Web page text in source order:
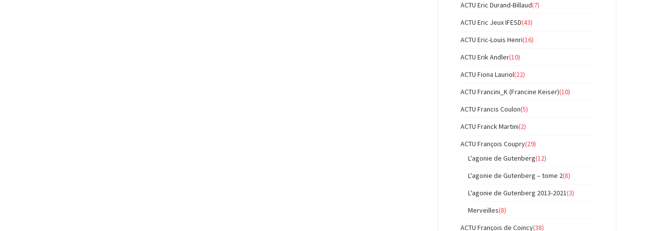
ACTU Eric Durand-Billaud(7)
ACTU Eric Jeux IFESD(43)
ACTU Eric-Louis Henri(16)
ACTU Erik Andler(10)
ACTU Fiona Lauriol(22)
ACTU Francini_K (Francine Keiser)(10)
ACTU Francis Coulon(5)
ACTU Franck Martini(2)
ACTU François Coupry(29)
L'agonie de Gutenberg(12)
L'agonie de Gutenberg – tome 2(8)
L'agonie de Gutenberg 2013-2021(3)
Merveilles(8)
ACTU François de Coincy(38)